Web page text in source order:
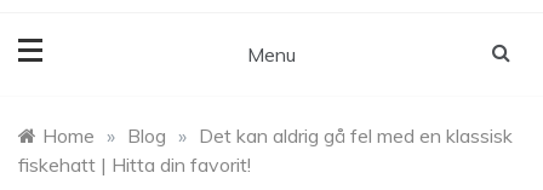
Menu
Home » Blog » Det kan aldrig gå fel med en klassisk
fiskehatt | Hitta din favorit!